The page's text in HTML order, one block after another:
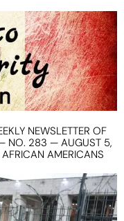
NEWSLETTER OF
NO. 283 — AUGUST 5,
AMERICANS